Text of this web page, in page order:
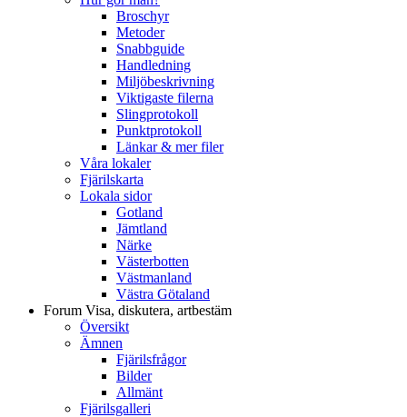
Broschyr
Metoder
Snabbguide
Handledning
Miljöbeskrivning
Viktigaste filerna
Slingprotokoll
Punktprotokoll
Länkar & mer filer
Våra lokaler
Fjärilskarta
Lokala sidor
Gotland
Jämtland
Närke
Västerbotten
Västmanland
Västra Götaland
Forum Visa, diskutera, artbestäm
Översikt
Ämnen
Fjärilsfrågor
Bilder
Allmänt
Fjärilsgalleri